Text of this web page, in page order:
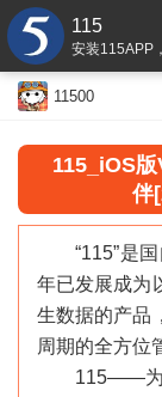
115
安装115APP
11500
115 iOS
伴
“115”是
年已发展成为
生数据的产品
周期的全方位
115——为